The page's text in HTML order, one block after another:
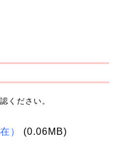
ください。
） (0.06MB)